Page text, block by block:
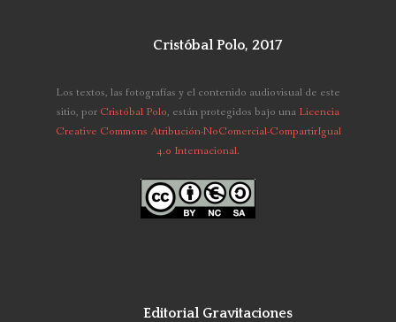
Cristóbal Polo, 2017
Los textos, las fotografías y el contenido audiovisual de este
sitio, por Cristóbal Polo, están protegidos bajo una Licencia
Creative Commons Atribución-NoComercial-CompartirIgual
4.0 Internacional.
Editorial Gravitaciones